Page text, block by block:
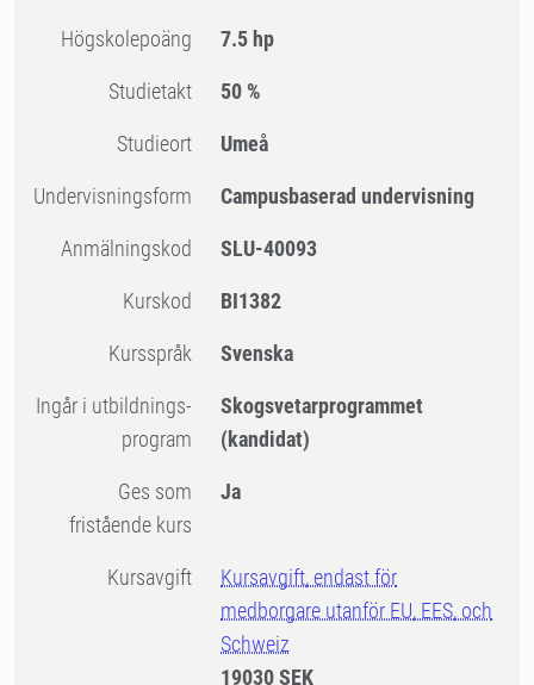
högskolepoäng 7.5 hp
Studietakt 50 %
Studieort Umeå
Undervisningsform Campusbaserad undervisning
Anmälningskod SLU-40093
Kurskod BI1382
Kursspråk Svenska
Ingår i utbildnings-
program
Skogsvetarprogrammet
(kandidat)
Ges som
fristående kurs
Ja
Kursavgift
Kursavgift, endast för
medborgare utanför EU, EES, och
Schweiz
19030 SEK